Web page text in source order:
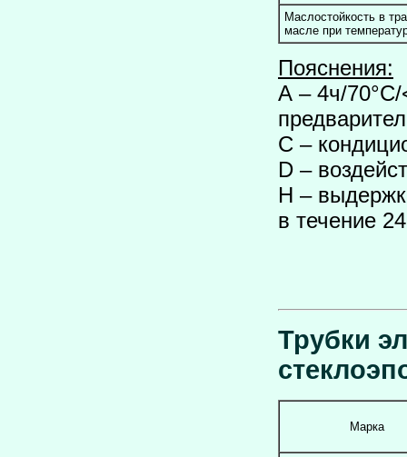
Маслостойкость в
масле при
Пояснения:
А – 4ч/
С –
D –
Н –
в течение
Трубки
Марка